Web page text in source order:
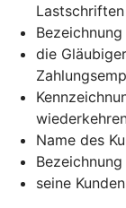
die
Name des
seine